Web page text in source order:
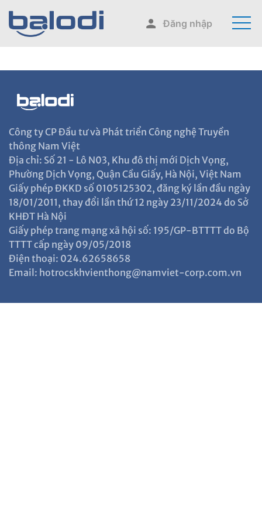
Đăng nhập
Công ty CP Đầu tư và Phát triển Công nghệ Truyền
thông Nam Việt
Địa chỉ: Số 21 - Lô N03, Khu đô thị mới Dịch Vọng,
Phường Dịch Vọng, Quận Cầu Giấy, Hà Nội, Việt Nam
Giấy phép ĐKKD số 0105125302, đăng ký lần đầu ngày
18/01/2011, thay đổi lần thứ 12 ngày 23/11/2024 do Sở
KHĐT Hà Nội
Giấy phép trang mạng xã hội số: 195/GP-BTTTT do Bộ
TTTT cấp ngày 09/05/2018
Điện thoại: 024.62658658
Email: hotrocskhvienthong@namviet-corp.com.vn